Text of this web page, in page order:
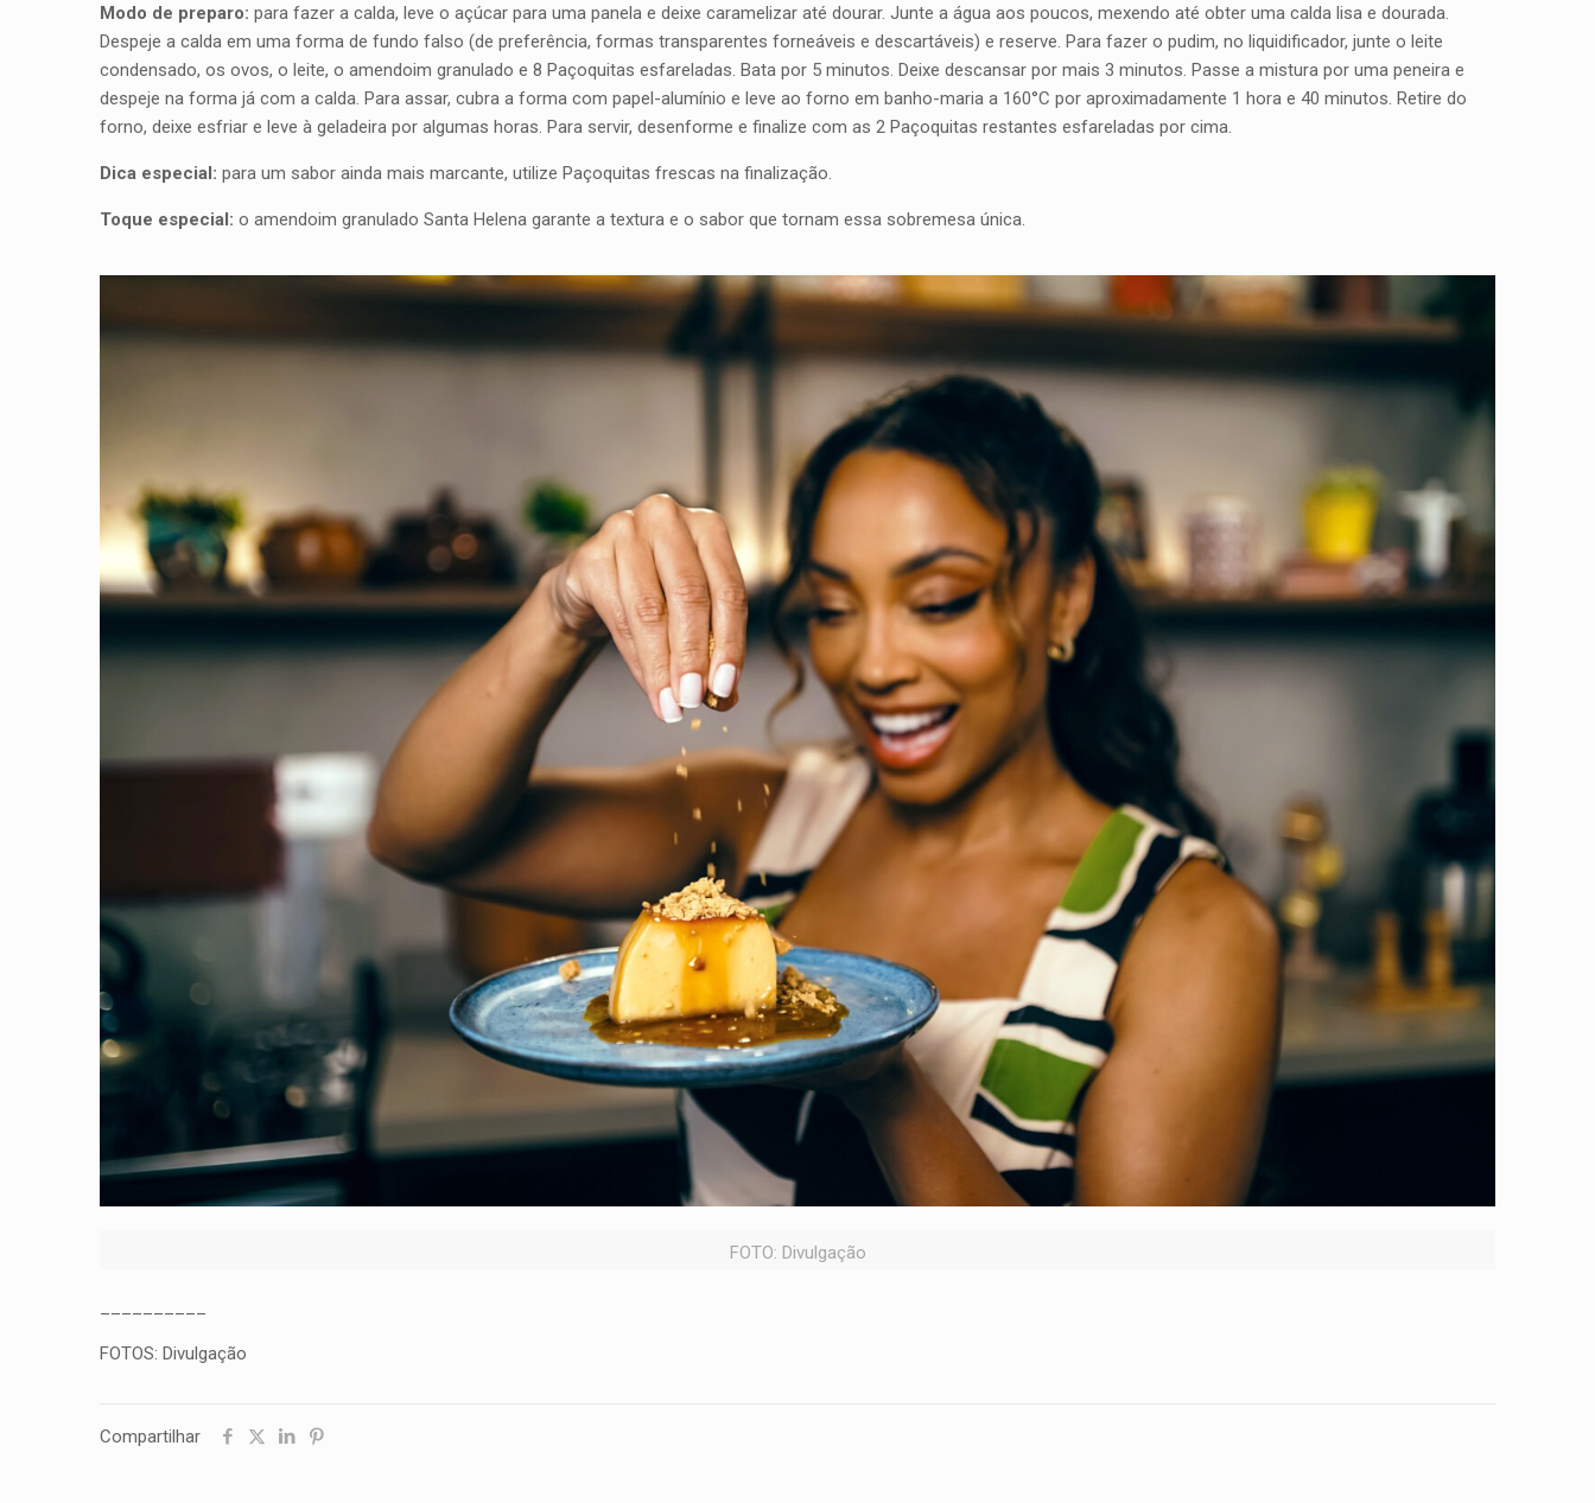
Modo de preparo: para fazer a calda, leve o açúcar para uma panela e deixe caramelizar até dourar. Junte a água aos poucos, mexendo até obter uma calda lisa e dourada.
Despeje a calda em uma forma de fundo falso (de preferência, formas transparentes forneáveis e descartáveis) e reserve. Para fazer o pudim, no liquidificador, junte o leite
condensado, os ovos, o leite, o amendoim granulado e 8 Paçoquitas esfareladas. Bata por 5 minutos. Deixe descansar por mais 3 minutos. Passe a mistura por uma peneira e
despeje na forma já com a calda. Para assar, cubra a forma com papel-alumínio e leve ao forno em banho-maria a 160°C por aproximadamente 1 hora e 40 minutos. Retire do
forno, deixe esfriar e leve à geladeira por algumas horas. Para servir, desenforme e finalize com as 2 Paçoquitas restantes esfareladas por cima.
Dica especial: para um sabor ainda mais marcante, utilize Paçoquitas frescas na finalização.
Toque especial: o amendoim granulado Santa Helena garante a textura e o sabor que tornam essa sobremesa única.
FOTO: Divulgação
FOTOS: Divulgação
Compartilhar